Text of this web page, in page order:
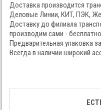
Доставка производится
Деловые Линии, КИТ, ПЭК,
Доставку до филиала
производим сами -
Предварительная упаковка
Всегда в наличии широкий